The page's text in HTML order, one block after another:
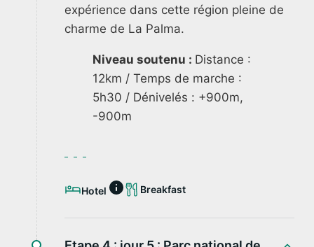
expérience dans cette région pleine de
charme de La Palma.
Niveau soutenu : Distance :
12km / Temps de marche :
5h30 / Dénivelés : +900m,
-900m
Hotel Breakfast